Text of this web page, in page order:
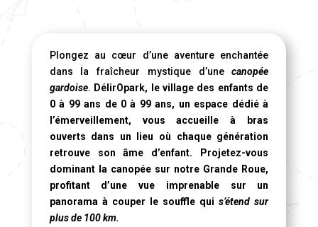
Plongez au cœur d’une aventure enchantée
dans la fraîcheur mystique d’unecanopée
gardoise. DélirOpark, le village des enfants de
0 à 99 ans de 0 à 99 ans, un espace dédié à
l’émerveillement, vous accueille à bras
ouverts dans un lieu où chaque génération
retrouve son âme d’enfant. Projetez-vous
dominant la canopée sur notre Grande Roue,
profitant d’une vue imprenable sur un
panorama à couper le souffle quis’étend sur
plus de 100 km.